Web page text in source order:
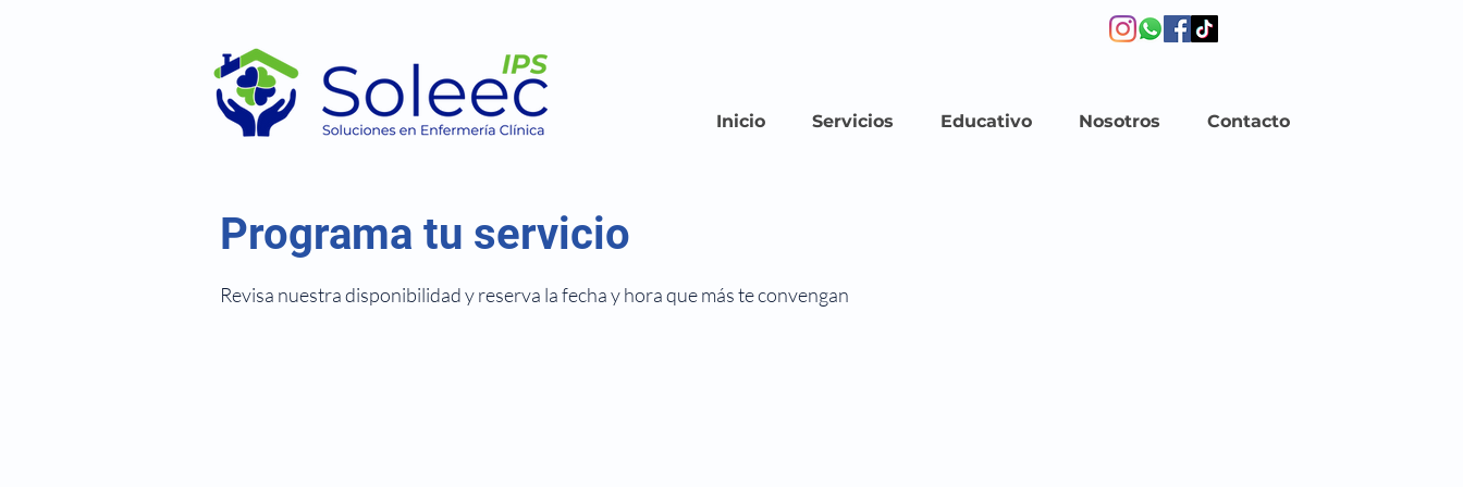
Inicio Servicios Educativo Nosotros Contacto
Programa tu servicio
Revisa nuestra disponibilidad y reserva la fecha y hora que más te convengan